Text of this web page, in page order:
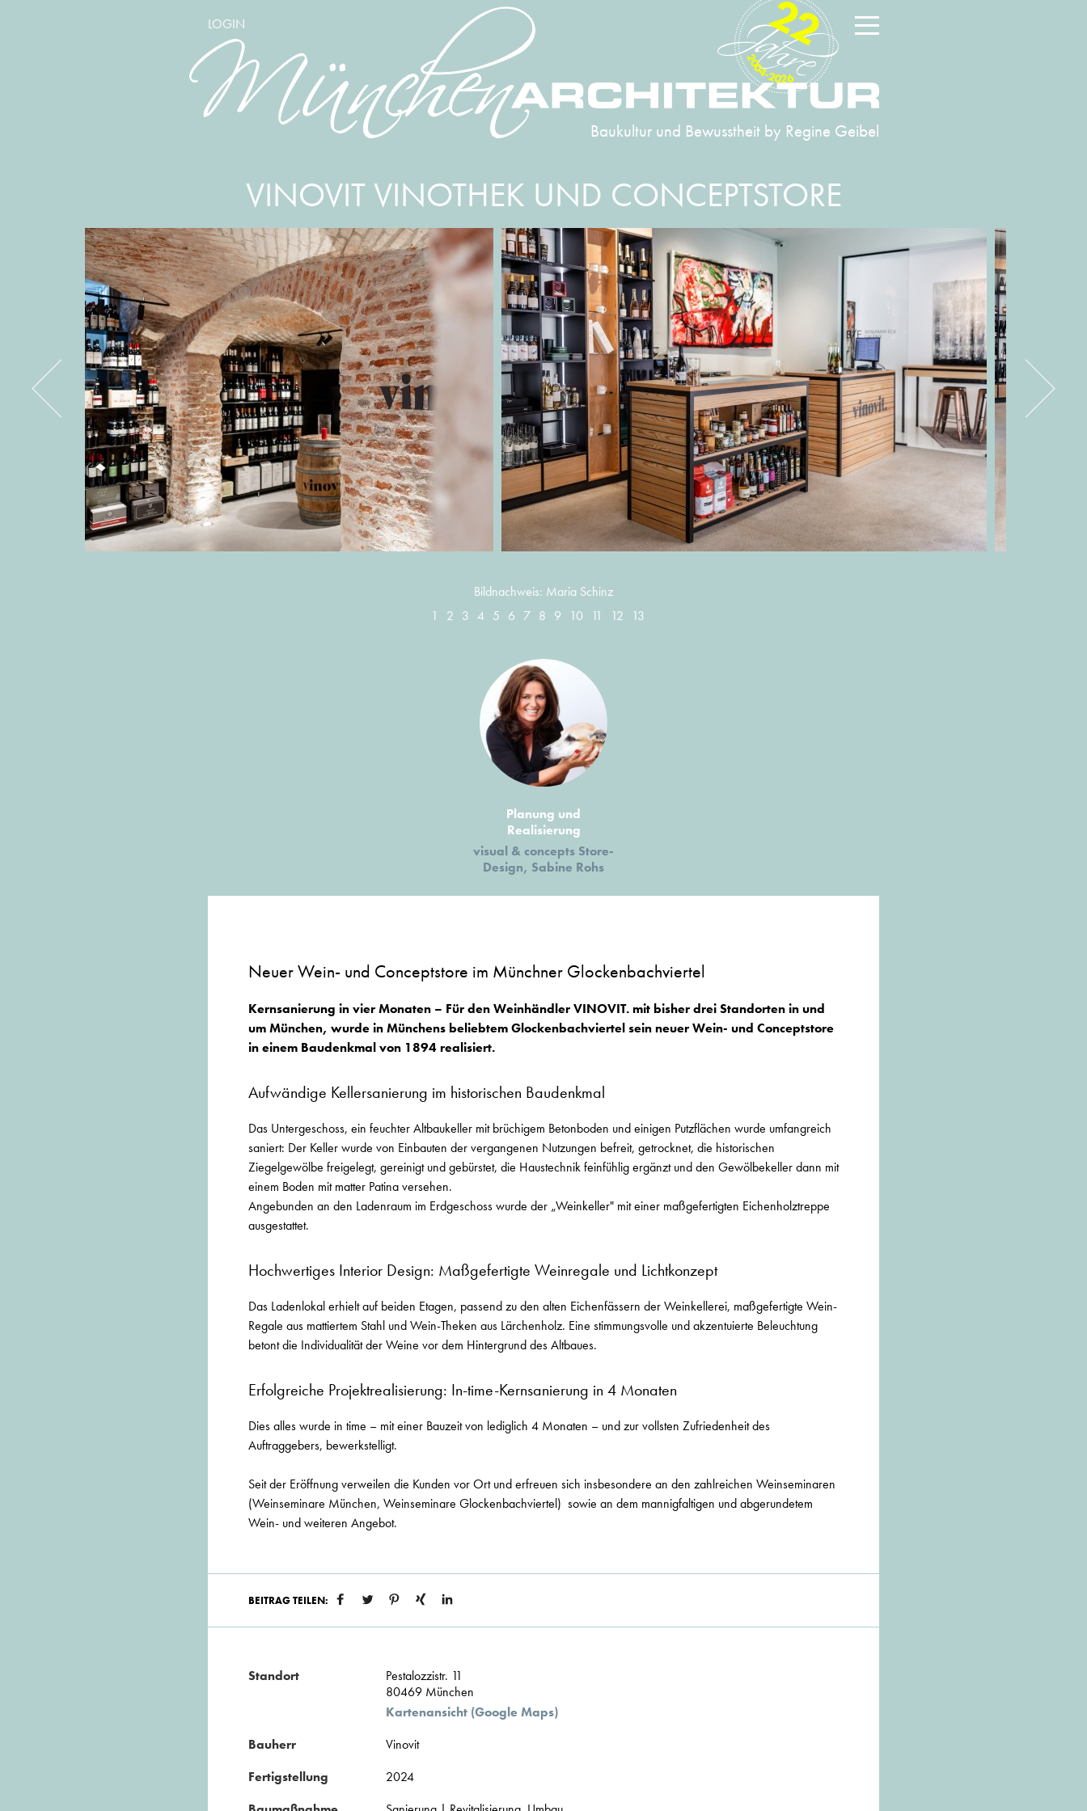
LOGIN
Baukultur und Bewusstheit by Regine Geibel
2004-2026
22
VINOVIT VINOTHEK UND CONCEPTSTORE
Bildnachweis: Maria Schinz
1
2 3 4 5 6 7 8 9 10 11 12 13
Planung und
Realisierung
visual & concepts Store-
Design, Sabine Rohs
Neuer Wein- und Conceptstore im Münchner Glockenbachviertel
Kernsanierung in vier Monaten – Für den Weinhändler VINOVIT. mit bisher drei Standorten in und
um München, wurde in Münchens beliebtem Glockenbachviertel sein neuer Wein- und Conceptstore
in einem Baudenkmal von 1894 realisiert.
Aufwändige Kellersanierung im historischen Baudenkmal
Das Untergeschoss, ein feuchter Altbaukeller mit brüchigem Betonboden und einigen Putzflächen wurde umfangreich
saniert: Der Keller wurde von Einbauten der vergangenen Nutzungen befreit, getrocknet, die historischen
Ziegelgewölbe freigelegt, gereinigt und gebürstet, die Haustechnik feinfühlig ergänzt und den Gewölbekeller dann mit
einem Boden mit matter Patina versehen.
Angebunden an den Ladenraum im Erdgeschoss wurde der „Weinkeller" mit einer maßgefertigten Eichenholztreppe
ausgestattet.
Hochwertiges Interior Design: Maßgefertigte Weinregale und Lichtkonzept
Das Ladenlokal erhielt auf beiden Etagen, passend zu den alten Eichenfässern der Weinkellerei, maßgefertigte Wein-
Regale aus mattiertem Stahl und Wein-Theken aus Lärchenholz. Eine stimmungsvolle und akzentuierte Beleuchtung
betont die Individualität der Weine vor dem Hintergrund des Altbaues.
Erfolgreiche Projektrealisierung: In-time-Kernsanierung in 4 Monaten
Dies alles wurde in time – mit einer Bauzeit von lediglich 4 Monaten – und zur vollsten Zufriedenheit des
Auftraggebers, bewerkstelligt.
Seit der Eröffnung verweilen die Kunden vor Ort und erfreuen sich insbesondere an den zahlreichen Weinseminaren
(Weinseminare München, Weinseminare Glockenbachviertel) sowie an dem mannigfaltigen und abgerundetem
Wein- und weiteren Angebot.
BEITRAG TEILEN:
Standort
Pestalozzistr. 11
80469 München
Kartenansicht (Google Maps)
Bauherr
Vinovit
Fertigstellung
2024